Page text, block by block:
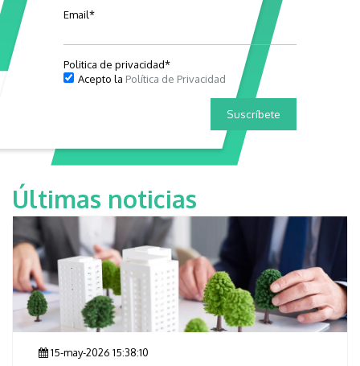
Email*
Politica de privacidad*
Acepto la Política de Privacidad
Últimas noticias
15-may-2026 15:38:10